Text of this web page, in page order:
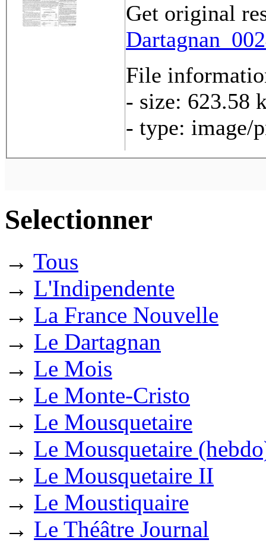
Get original
File
- size: 623.58
- type: image/
Selectionner
→ Tous
→ L'Indipendente
→ La France Nouvelle
→ Le Dartagnan
→ Le Mois
→ Le Monte-Cristo
→ Le Mousquetaire
→ Le Mousquetaire
→ Le Mousquetaire II
→ Le Moustiquaire
→ Le Théâtre Journal